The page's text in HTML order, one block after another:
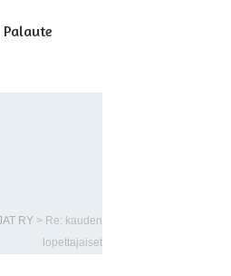
Palaute
RY > Re: kauden
lopettajaiset